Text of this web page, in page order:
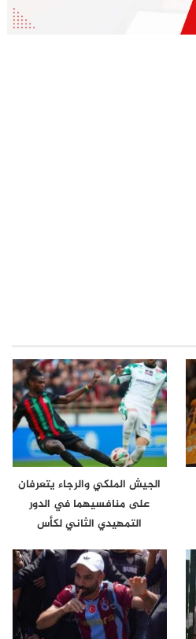
الجيش الملكي والرجاء يتعرفان
على منافسيهما في الدور
التمهيدي الثاني لكأس